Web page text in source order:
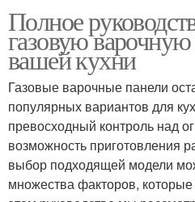
Полное
газовую
вашей кухни
Газовые варочные панели
популярных вариантов для
превосходный контроль над
возможность приготовления
выбор подходящей модели
множества факторов,